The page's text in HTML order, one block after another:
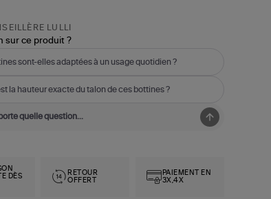
LULLI
sur ce produit ?
sont-elles adaptées à un usage quotidien ?
la hauteur exacte du talon de ces bottines ?
DÈS
RETOUR
OFFERT
PAIEMENT EN
3X,4X